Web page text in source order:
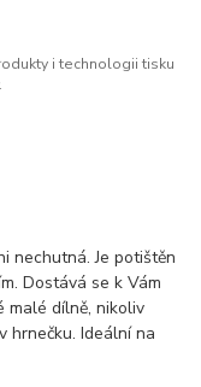
i technologii tisku
nechutná. Je potištěn
Dostává se k Vám
malé dílně, nikoliv
hrnečku. Ideální na